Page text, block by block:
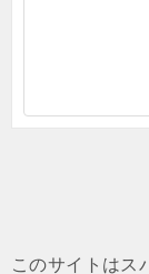
このサイトはス